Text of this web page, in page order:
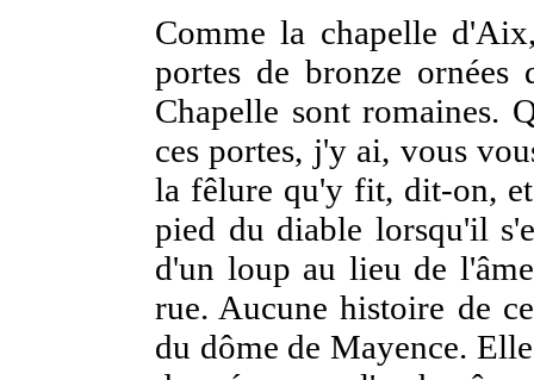
Comme la chapelle
portes de bronze
Chapelle sont romaines.
ces portes, j'y ai, vous
la fêlure qu'y fit, dit-on,
pied du diable lorsqu'il
d'un loup au lieu de
rue. Aucune histoire de
du dôme de Mayence.